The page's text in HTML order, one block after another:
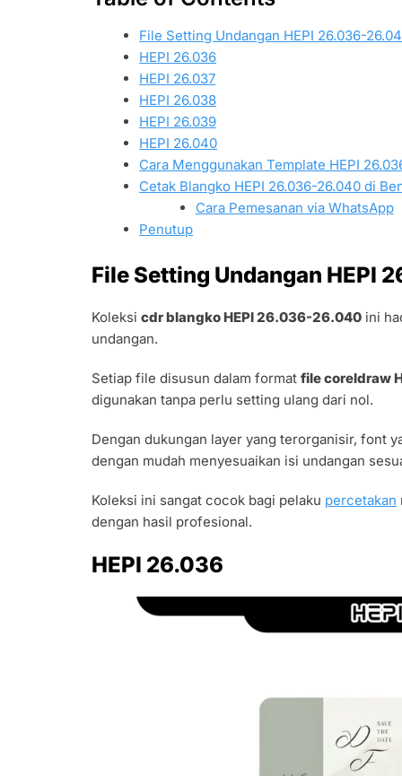
File Setting Undangan HEPI 26.036-
HEPI 26.036
HEPI 26.037
HEPI 26.038
HEPI 26.039
HEPI 26.040
Cara Menggunakan Template HEPI
Cetak Blangko HEPI 26.036-26.040 di
Cara Pemesanan via WhatsApp
Penutup
File Setting Undangan HEPI
Koleksi cdr blangko HEPI 26.036-26.040 ini
undangan.
Setiap file disusun dalam format file coreldraw
digunakan tanpa perlu setting ulang dari nol.
Dengan dukungan layer yang terorganisir, font
dengan mudah menyesuaikan isi undangan
Koleksi ini sangat cocok bagi pelaku percetakan
dengan hasil profesional.
HEPI 26.036